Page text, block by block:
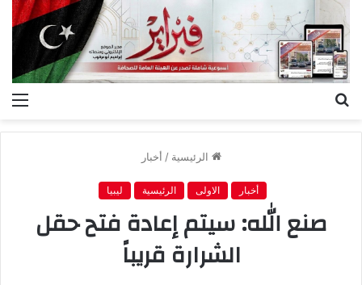
الرئيسية / أخبار
أخبار الاولى الرئيسية ليبيا
صنع الله: سيتم إعادة فتح حقل
الشرارة قريباً